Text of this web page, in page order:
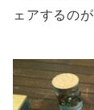
ェアするの